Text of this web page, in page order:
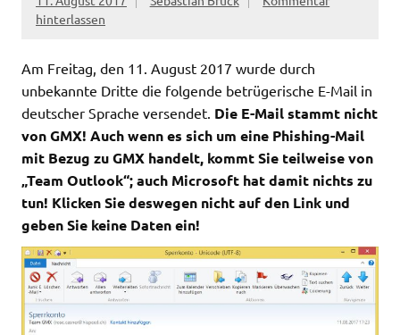
hinterlassen
Am Freitag, den 11. August 2017 wurde durch
unbekannte Dritte die folgende betrügerische E-Mail in
deutscher Sprache versendet. Die E-Mail stammt nicht
von GMX! Auch wenn es sich um eine Phishing-Mail
mit Bezug zu GMX handelt, kommt Sie teilweise von
„Team Outlook“; auch Microsoft hat damit nichts zu
tun! Klicken Sie deswegen nicht auf den Link und
geben Sie keine Daten ein!